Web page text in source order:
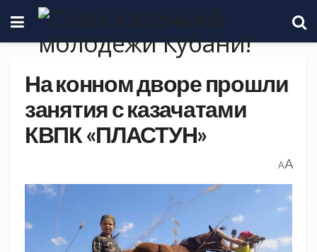
На конном дворе прошли
занятия с казачатами
КВПК «ПЛАСТУН»
AA